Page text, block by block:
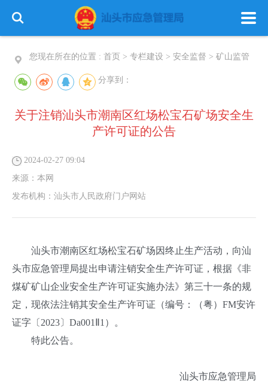
首 页 政务公开 政务服务
您现在所在的位置 : 首页 > 专栏建设 > 安全监督 > 矿山监管
分享到：
关于注销汕头市潮南区红场松宝石矿场安全生
产许可证的公告
2024-02-27 09:04
来源： 本网
发布机构： 汕头市人民政府门户网站
汕头市潮南区红场松宝石矿场因终止生产活动，向汕
头市应急管理局提出申请注销安全生产许可证，根据《非
煤矿矿山企业安全生产许可证实施办法》第三十一条的规
定，现依法注销其安全生产许可证（编号：（粤）FM安许
证字〔2023〕Da001Ⅱ1）。
特此公告。
汕头市应急管理局